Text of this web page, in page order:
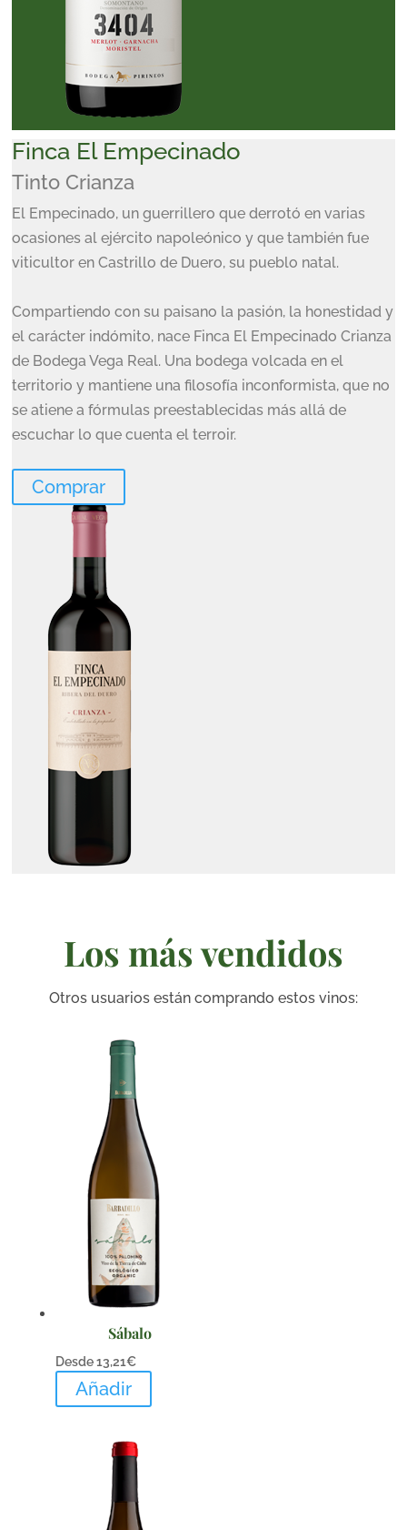
Finca El Empecinado
Tinto Crianza
El Empecinado, un guerrillero que derrotó en varias
ocasiones al ejército napoleónico y que también fue
viticultor en Castrillo de Duero, su pueblo natal.
Compartiendo con su paisano la pasión, la honestidad y
el carácter indómito, nace Finca El Empecinado Crianza
de Bodega Vega Real. Una bodega volcada en el
territorio y mantiene una filosofía inconformista, que no
se atiene a fórmulas preestablecidas más allá de
escuchar lo que cuenta el terroir.
Comprar
Los más vendidos
Otros usuarios están comprando estos vinos:
Sábalo
Desde13,21€
Añadir